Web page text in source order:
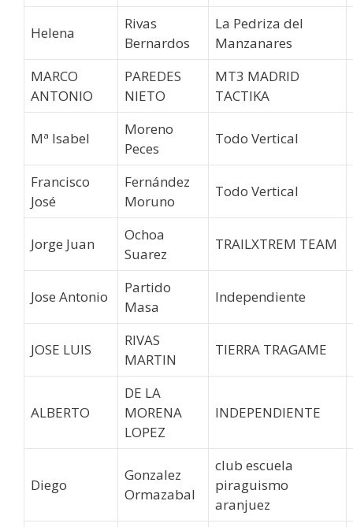
Helena
Rivas
Bernardos
La Pedriza del
Manzanares
MARCO
ANTONIO
PAREDES
NIETO
MT3 MADRID
TACTIKA
Mª Isabel
Moreno
Peces
Todo Vertical
Francisco
José
Fernández
Moruno
Todo Vertical
Jorge Juan
Ochoa
Suarez
TRAILXTREM TEAM
Jose Antonio
Partido
Masa
Independiente
JOSE LUIS
RIVAS
MARTIN
TIERRA TRAGAME
ALBERTO
DE LA
MORENA
LOPEZ
INDEPENDIENTE
Diego
Gonzalez
Ormazabal
club escuela
piraguismo
aranjuez